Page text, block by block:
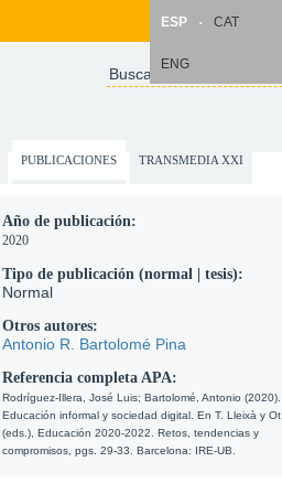
Formulario de
Search
PUBLICACIONES
TRANSMEDIA XXI
ESP CAT
ENG
Año de publicación:
2020
Tipo de publicación (normal | tesis):
Normal
Otros autores:
Antonio R. Bartolomé Pina
Referencia completa APA:
Rodríguez-Illera, José Luis; Bartolomé, Antonio (2020).
Educación informal y sociedad digital. En T. Lleixà y Ot.
(eds.), Educación 2020-2022. Retos, tendencias y
compromisos, pgs. 29-33. Barcelona: IRE-UB.